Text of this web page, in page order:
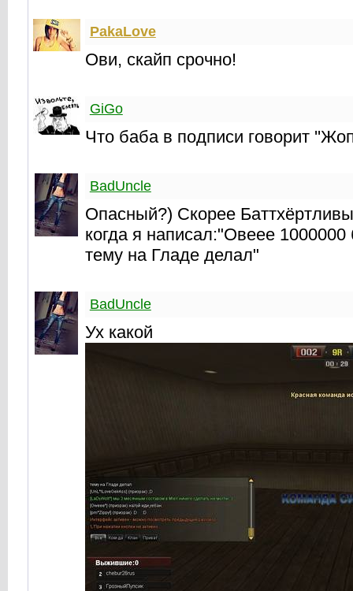
PakaLove
Ови, скайп срочно!
GiGo
Что баба в подписи говорит
BadUncle
Опасный?) Скорее
когда я написал:"Овеее
тему на Гладе делал"
BadUncle
Ух какой